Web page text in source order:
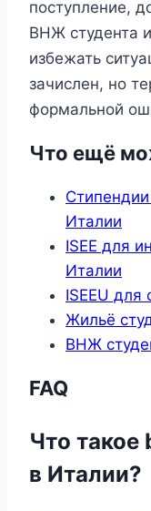
поступление,
ВНЖ студента
избежать
зачислен, но
формальной
Что ещё
Италии
ISEE для
Италии
ISEEU для
Жильё
ВНЖ
FAQ
Что такое
в Италии?